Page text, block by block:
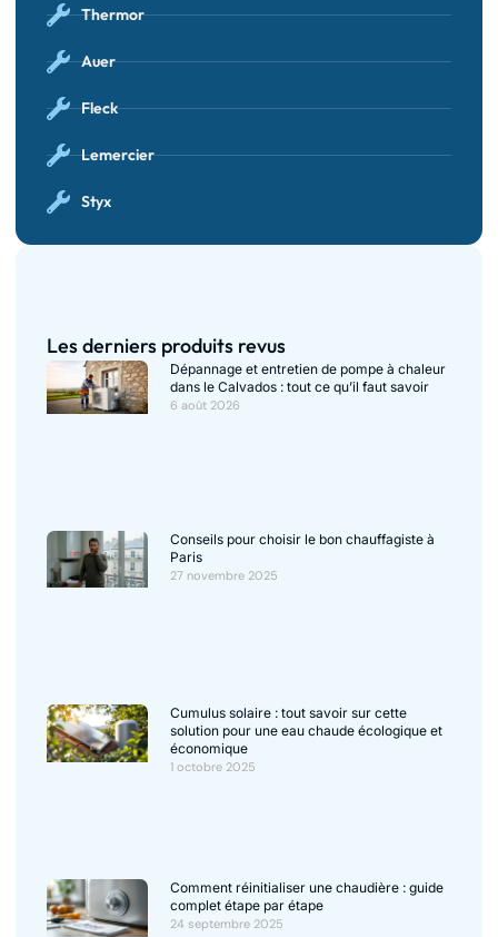
Thermor
Auer
Fleck
Lemercier
Styx
Les derniers produits revus
Dépannage et entretien de pompe à chaleur
dans le Calvados : tout ce qu’il faut savoir
6 août 2026
Conseils pour choisir le bon chauffagiste à
Paris
27 novembre 2025
Cumulus solaire : tout savoir sur cette
solution pour une eau chaude écologique et
économique
1 octobre 2025
Comment réinitialiser une chaudière : guide
complet étape par étape
24 septembre 2025